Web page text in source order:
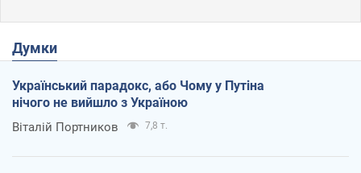
Думки
Український парадокс, або Чому у Путіна
нічого не вийшло з Україною
Віталій Портников 7,8 т.